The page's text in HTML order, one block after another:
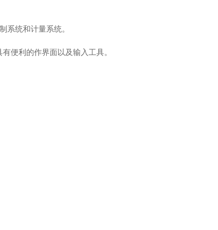
系统和计量系统。
便利的作界面以及输入工具。